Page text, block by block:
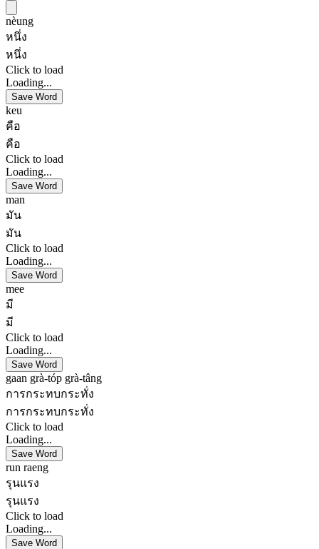
nèung
หนึ่ง
หนึ่ง
Click to load
Loading...
Save Word
keu
คือ
คือ
Click to load
Loading...
Save Word
man
มัน
มัน
Click to load
Loading...
Save Word
mee
มี
มี
Click to load
Loading...
Save Word
gaan grà-tóp grà-tâng
การกระทบกระทั่ง
การกระทบกระทั่ง
Click to load
Loading...
Save Word
run raeng
รุนแรง
รุนแรง
Click to load
Loading...
Save Word